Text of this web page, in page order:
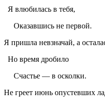
Я влюбилась в тебя,
Оказавшись не первой.
Я пришла невзначай, а
Но время дробило
Счастье — в осколки.
Не греет июнь опустевших